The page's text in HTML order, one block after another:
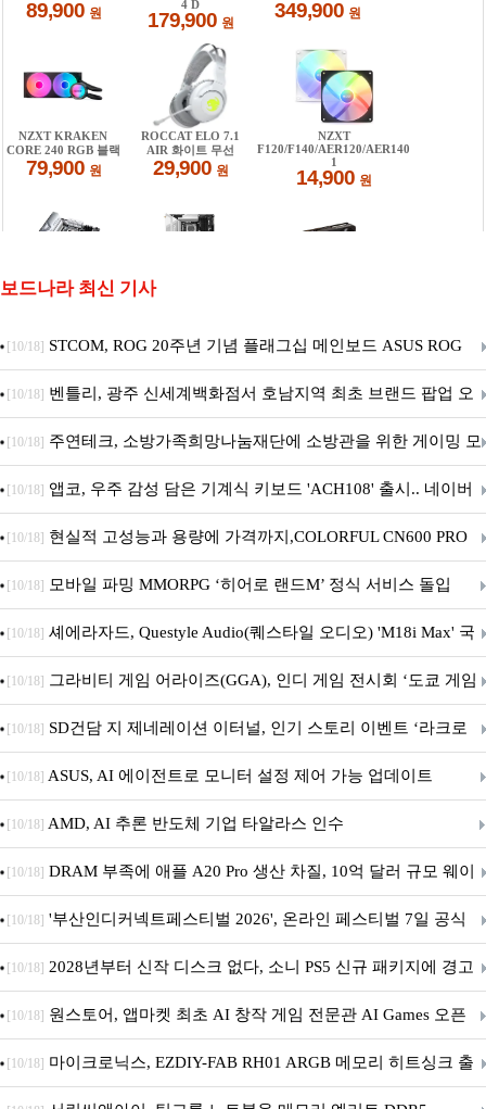
보드나라 최신 기사
[10/18] STCOM, ROG 20주년 기념 플래그십 메인보드 ASUS ROG
Crosshair X870E EDITION 20 국내 출시 예정
[10/18] 벤틀리, 광주 신세계백화점서 호남지역 최초 브랜드 팝업 오
픈
[10/18] 주연테크, 소방가족희망나눔재단에 소방관을 위한 게이밍 모
니터·스마트 펫 침대 기부
[10/18] 앱코, 우주 감성 담은 기계식 키보드 'ACH108' 출시.. 네이버
브랜드데이 기획전 진행
[10/18] 현실적 고성능과 용량에 가격까지,COLORFUL CN600 PRO
M.2 NVMe 디앤디컴 1TB
[10/18] 모바일 파밍 MMORPG ‘히어로 랜드M’ 정식 서비스 돌입
[10/18] 셰에라자드, Questyle Audio(퀘스타일 오디오) 'M18i Max' 국
내 정식 출시
[10/18] 그라비티 게임 어라이즈(GGA), 인디 게임 전시회 ‘도쿄 게임
던전 13’ 참가!
[10/18] SD건담 지 제네레이션 이터널, 인기 스토리 이벤트 ‘라크로
아의 용사’ 재개최 및 풍성한 기념 이벤트 실시!
[10/18] ASUS, AI 에이전트로 모니터 설정 제어 가능 업데이트
[10/18] AMD, AI 추론 반도체 기업 타알라스 인수
[10/18] DRAM 부족에 애플 A20 Pro 생산 차질, 10억 달러 규모 웨이
퍼 대기
[10/18] '부산인디커넥트페스티벌 2026', 온라인 페스티벌 7일 공식
개막... 22일간 진행
[10/18] 2028년부터 신작 디스크 없다, 소니 PS5 신규 패키지에 경고
문 추가
[10/18] 원스토어, 앱마켓 최초 AI 창작 게임 전문관 AI Games 오픈
[10/18] 마이크로닉스, EZDIY-FAB RH01 ARGB 메모리 히트싱크 출